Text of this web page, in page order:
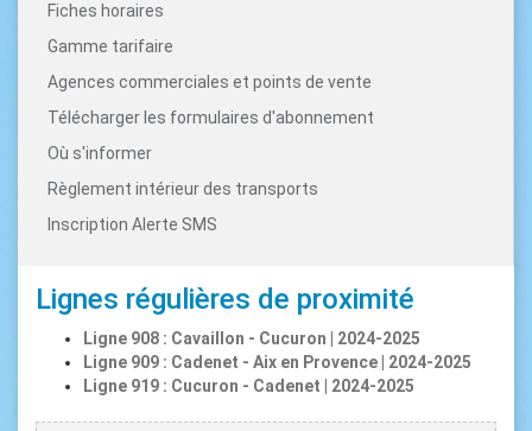
Fiches horaires
Gamme tarifaire
Agences commerciales et points de vente
Télécharger les formulaires d'abonnement
Où s'informer
Règlement intérieur des transports
Inscription Alerte SMS
Lignes régulières de proximité
Ligne 908 : Cavaillon - Cucuron | 2024-2025
Ligne 909 : Cadenet - Aix en Provence | 2024-2025
Ligne 919 : Cucuron - Cadenet | 2024-2025